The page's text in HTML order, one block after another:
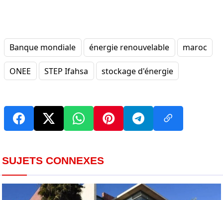
Banque mondiale énergie renouvelable maroc
ONEE STEP Ifahsa stockage d'énergie
SUJETS CONNEXES